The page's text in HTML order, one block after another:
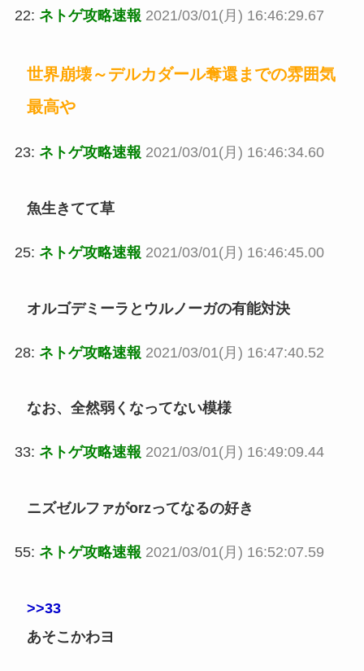
22: ネトゲ攻略速報 2021/03/01(月) 16:46:29.67
世界崩壊～デルカダール奪還までの雰囲気
最高や
23: ネトゲ攻略速報 2021/03/01(月) 16:46:34.60
魚生きてて草
25: ネトゲ攻略速報 2021/03/01(月) 16:46:45.00
オルゴデミーラとウルノーガの有能対決
28: ネトゲ攻略速報 2021/03/01(月) 16:47:40.52
なお、全然弱くなってない模様
33: ネトゲ攻略速報 2021/03/01(月) 16:49:09.44
ニズゼルファがorzってなるの好き
55: ネトゲ攻略速報 2021/03/01(月) 16:52:07.59
>>33
あそこかわヨ